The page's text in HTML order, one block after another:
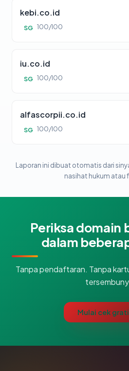
kebi.co.id
SG 100/100
iu.co.id
SG 100/100
alfascorpii.co.id
SG 100/100
Laporan ini dibuat otomatis dari
nasihat hukum atau
Periksa domain
dalam
Tanpa pendaftaran. Tanpa
Mulai cek